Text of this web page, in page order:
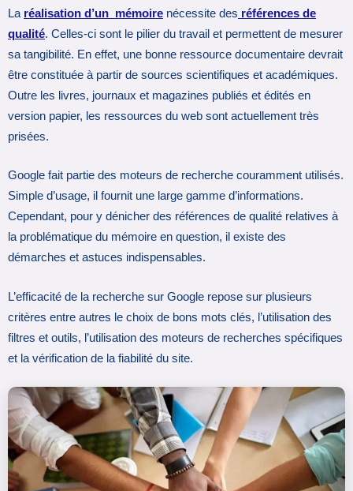
La réalisation d’un mémoire nécessite des références de
qualité. Celles-ci sont le pilier du travail et permettent de mesurer
sa tangibilité. En effet, une bonne ressource documentaire devrait
être constituée à partir de sources scientifiques et académiques.
Outre les livres, journaux et magazines publiés et édités en
version papier, les ressources du web sont actuellement très
prisées.
Google fait partie des moteurs de recherche couramment utilisés.
Simple d’usage, il fournit une large gamme d’informations.
Cependant, pour y dénicher des références de qualité relatives à
la problématique du mémoire en question, il existe des
démarches et astuces indispensables.
L’efficacité de la recherche sur Google repose sur plusieurs
critères entre autres le choix de bons mots clés, l’utilisation des
filtres et outils, l’utilisation des moteurs de recherches spécifiques
et la vérification de la fiabilité du site.